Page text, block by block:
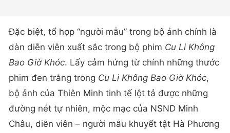
Đặc biệt, tổ hợp “người mẫu” trong bộ ảnh chính là
dàn diễn viên xuất sắc trong bộ phim Cu Li Không
Bao Giờ Khóc. Lấy cảm hứng từ chính những thước
phim đen trắng trong Cu Li Không Bao Giờ Khóc,
bộ ảnh của Thiên Minh tinh tế lột tả được những
đường nét tự nhiên, mộc mạc của NSND Minh
Châu, diễn viên – người mẫu khuyết tật Hà Phương